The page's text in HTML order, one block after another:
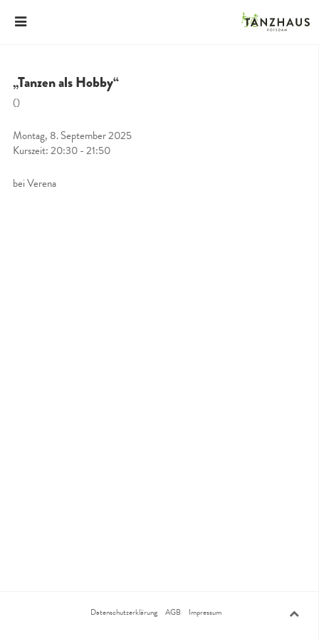
„Tanzen als Hobby“
()
Montag, 8. September 2025
Kurszeit: 20:30 - 21:50
bei Verena
Datenschutzerklärung AGB Impressum